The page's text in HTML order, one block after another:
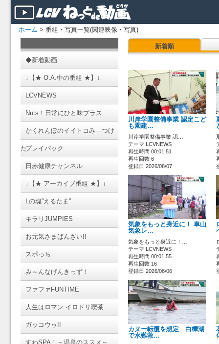
ホーム > 番組・写真一覧(関連映像・写真)
◆新着動画
↓【★ O.A.中の番組 ★】↓
LCVNEWS
Nuts！日常にひと味プラス
かくれんぼのイイトコみ―つけ
たプレイバック
日赤健康チャンネル
↓【★ アーカイブ番組 ★】↓
Lの魂”えるたま”
キラリJUMPIES
お元気さまばんざい!!
スポっち
み～んなげんきっず！
ファファFUNTIME
人生はロマン イロドリ喫茶
ガッコウゥ!!
すわSPA！～温泉のススメ～
新着順
川岸学園整備事業 認定こど
も園建…
川岸学園整備事業 認…
テーマ LCVNEWS
再生時間 00:01:51
再生回数 6
登録日 2026/08/07
気象をもっと身近に！ 車山
気象レ…
気象をもっと身近に！…
テーマ LCVNEWS
再生時間 00:01:55
再生回数 16
登録日 2026/08/06
カヌー転覆を想定 白樺湖
で水難救…